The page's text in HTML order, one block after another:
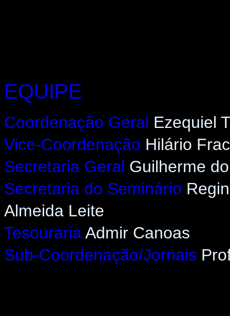
EQUIPE
Coordenação Geral Ezequiel
Vice-Coordenação Hilário
Secretaria Geral Guilherme
Secretaria do Seminário
Almeida Leite
TesourariaAdmir Canoas
Sub-Coordenação/Jornais